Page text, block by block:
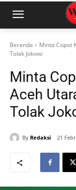
Beranda
Minta Copot
Tolak Jokowi
Minta
Aceh
Tolak
By Redaksi 21